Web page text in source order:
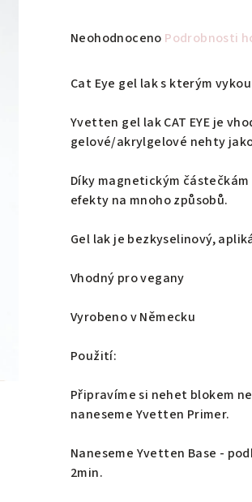
Průměrné
produktu
0,0
z
5
hvězdiček.
Neohodnoceno Podrobnosti
Cat Eye gel lak s kterým
Yvetten gel lak CAT EYE je
gelové/akrylgelové nehty
Díky magnetickým
efekty na mnoho způsobů.
Gel lak je bezkyselinový,
Vhodný pro vegany
Vyrobeno v Německu
Použití:
Připravíme si nehet blokem
naneseme Yvetten Primer.
Naneseme Yvetten Base -
2min.